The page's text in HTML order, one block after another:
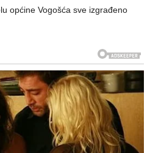
općine Vogošća sve izgrađeno